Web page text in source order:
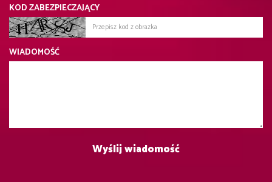
KOD ZABEZPIECZAJĄCY
WIADOMOŚĆ